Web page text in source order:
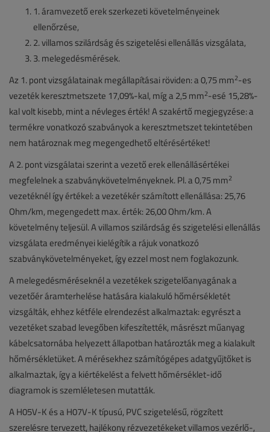
1. áramvezető erek szerkezeti követelményeinek
ellenőrzése,
2. villamos szilárdság és szigetelési ellenállás vizsgálata,
3. melegedésmérések.
Az 1. pont vizsgálatainak megállapításai röviden: a 0,75 mm2-es
vezeték keresztmetszete 17,09%-kal, míg a 2,5 mm2-esé 15,28%-
kal volt kisebb, mint a névleges érték! A szakértő megjegyzése: a
termékre vonatkozó szabványok a keresztmetszet tekintetében
nem határoznak meg megengedhető eltérésértéket!
A 2. pont vizsgálatai szerint a vezető erek ellenállásértékei
megfelelnek a szabványkövetelményeknek. Pl. a 0,75 mm2
vezetéknél így értékel: a vezetékér számított ellenállása: 25,76
Ohm/km, megengedett max. érték: 26,00 Ohm/km. A
követelmény teljesül. A villamos szilárdság és szigetelési ellenállás
vizsgálata eredményei kielégítik a rájuk vonatkozó
szabványkövetelményeket, így ezzel most nem foglakozunk.
A melegedésméréseknél a vezetékek szigetelőanyagának a
vezetőér áramterhelése hatására kialakuló hőmérsékletét
vizsgálták, ehhez kétféle elrendezést alkalmaztak: egyrészt a
vezetéket szabad levegőben kifeszítették, másrészt műanyag
kábelcsatornába helyezett állapotban határozták meg a kialakult
hőmérsékletüket. A mérésekhez számítógépes adatgyűjtőket is
alkalmaztak, így a kiértékelést a felvett hőmérséklet-idő
diagramok is szemléletesen mutatták.
A H05V-K és a H07V-K típusú, PVC szigetelésű, rögzített
szerelésre tervezett, hajlékony rézvezetékeket villamos vezérlő-,